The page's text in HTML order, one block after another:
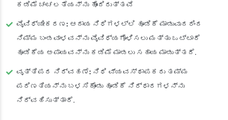
ಕಡಿಮೆ ಚಂಚಲತೆಯನ್ನು ಹೊಂದಿರುತ್ತವೆ
ವೈವಿಧ್ಯೀಕರಣ: ಆದಾಯ ನಿಧಿಗಳಲ್ಲಿ ಹೂಡಿಕೆ ಮಾಡುವುದರಿಂದ
ನಿಮ್ಮ ಬಂಡವಾಳವನ್ನು ವೈವಿಧ್ಯಗೊಳಿಸಲು ಮತ್ತು ಒಟ್ಟಾರೆ
ಹೂಡಿಕೆಯ ಅಪಾಯವನ್ನು ಕಡಿಮೆ ಮಾಡಲು ಸಹಾಯ ಮಾಡುತ್ತದೆ.
ವೃತ್ತಿಪರ ನಿರ್ವಹಣೆ: ನಿಧಿ ವ್ಯವಸ್ಥಾಪಕರು ತಮ್ಮ
ಪರಿಣತಿಯನ್ನು ಬಳಸಿಕೊಂಡು ಹೂಡಿಕೆ ನಿರ್ಧಾರಗಳನ್ನು
ನಿರ್ವಹಿಸುತ್ತಾರೆ.